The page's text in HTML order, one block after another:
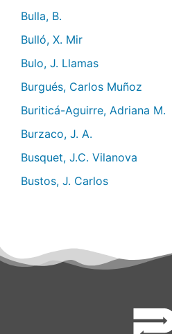
Bulla, B.
Bulló, X. Mir
Bulo, J. Llamas
Burgués, Carlos Muñoz
Buriticá-Aguirre, Adriana M.
Burzaco, J. A.
Busquet, J.C. Vilanova
Bustos, J. Carlos